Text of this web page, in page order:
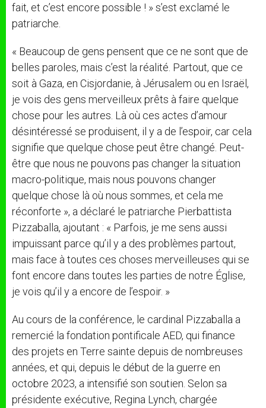
fait, et c’est encore possible ! » s’est exclamé le
patriarche.
« Beaucoup de gens pensent que ce ne sont que de
belles paroles, mais c’est la réalité. Partout, que ce
soit à Gaza, en Cisjordanie, à Jérusalem ou en Israël,
je vois des gens merveilleux prêts à faire quelque
chose pour les autres. Là où ces actes d’amour
désintéressé se produisent, il y a de l’espoir, car cela
signifie que quelque chose peut être changé. Peut-
être que nous ne pouvons pas changer la situation
macro-politique, mais nous pouvons changer
quelque chose là où nous sommes, et cela me
réconforte », a déclaré le patriarche Pierbattista
Pizzaballa, ajoutant : « Parfois, je me sens aussi
impuissant parce qu’il y a des problèmes partout,
mais face à toutes ces choses merveilleuses qui se
font encore dans toutes les parties de notre Église,
je vois qu’il y a encore de l’espoir. »
Au cours de la conférence, le cardinal Pizzaballa a
remercié la fondation pontificale AED, qui finance
des projets en Terre sainte depuis de nombreuses
années, et qui, depuis le début de la guerre en
octobre 2023, a intensifié son soutien. Selon sa
présidente exécutive, Regina Lynch, chargée